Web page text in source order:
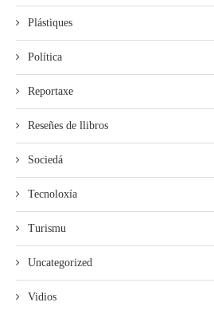
Plástiques
Política
Reportaxe
Reseñes de llibros
Sociedá
Tecnoloxía
Turismu
Uncategorized
Vidios